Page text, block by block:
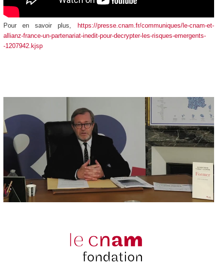
Pour en savoir plus,
https://presse.cnam.fr/communiques/le-cnam-et-
allianz-france-un-partenariat-inedit-pour-decrypter-les-risques-emergents-
-1207942.kjsp